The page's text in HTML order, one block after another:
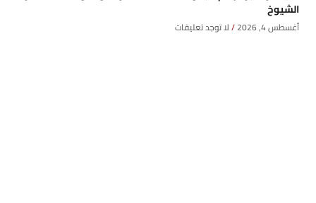
الشيوخ
أغسطس 4, 2026 لا توجد تعليقات